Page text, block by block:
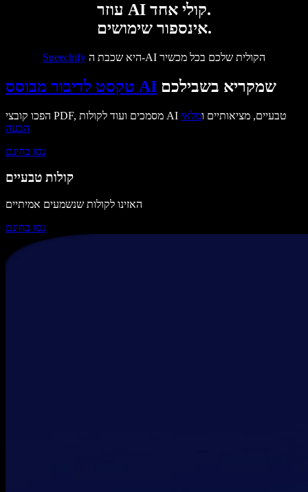
עוזר AI קולי אחד.
אינספור שימושים.
Speechify היא שכבת ה-AI הקולית שלכם בכל מכשיר
טקסט לדיבור מבוסס AI שמקריא בשבילכם
הפכו קובצי PDF, מסמכים ועוד לקולות AI טבעיים, מציאותיים ומלאי
הבעה
נסו בחינם
קולות טבעיים
האזינו לקולות שנשמעים אמיתיים
נסו בחינם